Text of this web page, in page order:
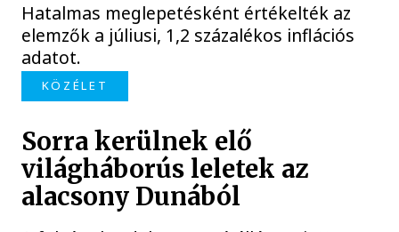
Hatalmas meglepetésként értékelték az
elemzők a júliusi, 1,2 százalékos inflációs
adatot.
KÖZÉLET
Sorra kerülnek elő
világháborús leletek az
alacsony Dunából